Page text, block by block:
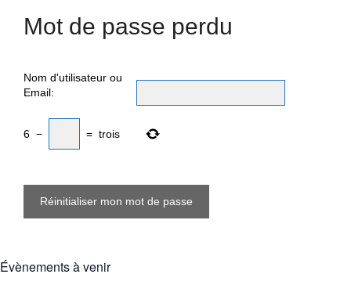
Mot de passe perdu
Nom d'utilisateur ou
Email:
6 − = trois
Réinitialiser mon mot de passe
Évènements à venir